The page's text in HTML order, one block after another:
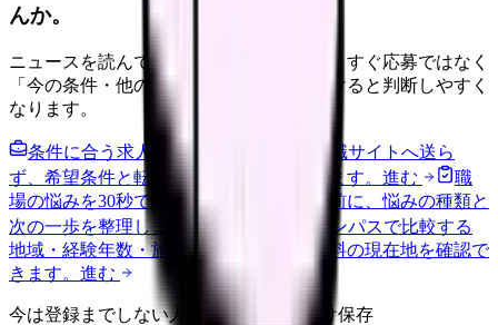
んか。
ニュースを読んで不安が強くなった時は、すぐ応募ではなく
「今の条件・他の選択肢・相談先」を分けると判断しやすく
なります。
条件に合う求人通知を受け取る
外部転職サイトへ送ら
ず、希望条件と転職時期を自社で預かります。 進む
職
場の悩みを30秒で診断
辞めるべきか迷う前に、悩みの種類と
次の一歩を整理します。進む
給料コンパスで比較する
地域・経験年数・施設形態から、今の給料の現在地を確認で
きます。 進む
今は登録までしない人向け: 希望条件だけ保存